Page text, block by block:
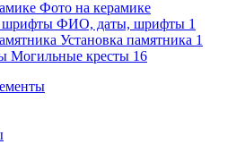
Фото на керамике
ФИО, даты, шрифты 1
Установка памятника 1
Могильные кресты 16